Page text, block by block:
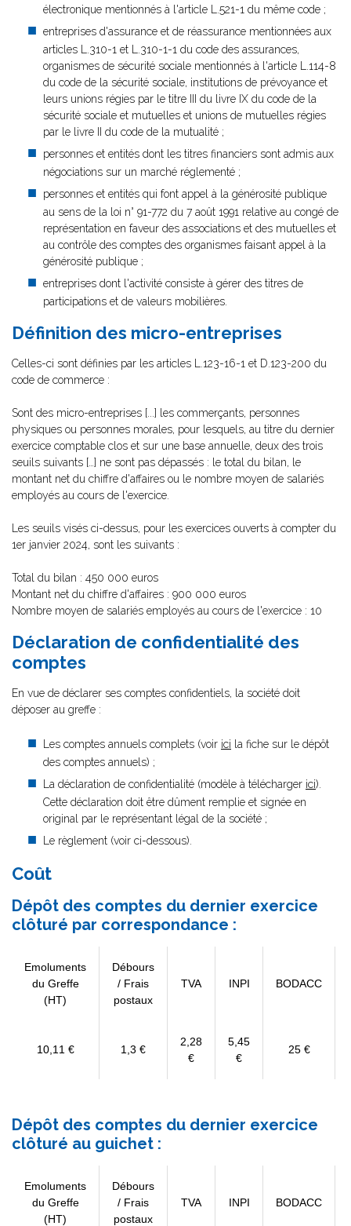
électronique mentionnés à l'article L.521-1 du même code ;
entreprises d'assurance et de réassurance mentionnées aux
articles L.310-1 et L.310-1-1 du code des assurances,
organismes de sécurité sociale mentionnés à l'article L.114-8
du code de la sécurité sociale, institutions de prévoyance et
leurs unions régies par le titre III du livre IX du code de la
sécurité sociale et mutuelles et unions de mutuelles régies
par le livre II du code de la mutualité ;
personnes et entités dont les titres financiers sont admis aux
négociations sur un marché réglementé ;
personnes et entités qui font appel à la générosité publique
au sens de la loi n° 91-772 du 7 août 1991 relative au congé de
représentation en faveur des associations et des mutuelles et
au contrôle des comptes des organismes faisant appel à la
générosité publique ;
entreprises dont l'activité consiste à gérer des titres de
participations et de valeurs mobilières.
Définition des micro-entreprises
Celles-ci sont définies par les articles L.123-16-1 et D.123-200 du
code de commerce :
Sont des micro-entreprises [...] les commerçants, personnes
physiques ou personnes morales, pour lesquels, au titre du dernier
exercice comptable clos et sur une base annuelle, deux des trois
seuils suivants […] ne sont pas dépassés : le total du bilan, le
montant net du chiffre d'affaires ou le nombre moyen de salariés
employés au cours de l'exercice.
Les seuils visés ci-dessus, pour les exercices ouverts à compter du
1er janvier 2024, sont les suivants :
Total du bilan : 450 000 euros
Montant net du chiffre d'affaires : 900 000 euros
Nombre moyen de salariés employés au cours de l'exercice : 10
Déclaration de confidentialité des
comptes
En vue de déclarer ses comptes confidentiels, la société doit
déposer au greffe :
Les comptes annuels complets (voir ici la fiche sur le dépôt
des comptes annuels) ;
La déclaration de confidentialité (modèle à télécharger ici).
Cette déclaration doit être dûment remplie et signée en
original par le représentant légal de la société ;
Le règlement (voir ci-dessous).
Coût
Dépôt des comptes du dernier exercice
clôturé par correspondance :
Emoluments
du Greffe
(HT)
Débours
/ Frais
postaux
TVA INPI BODACC
10,11 € 1,3 €
2,28
€
5,45
€
25 €
Dépôt des comptes du dernier exercice
clôturé au guichet :
Emoluments
du Greffe
(HT)
Débours
/ Frais
postaux
TVA INPI BODACC